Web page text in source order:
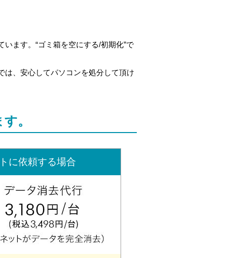
ます。“ゴミ箱を空にする/初期化”で
は、安心してパソコンを処分して頂け
。
に依頼する場合